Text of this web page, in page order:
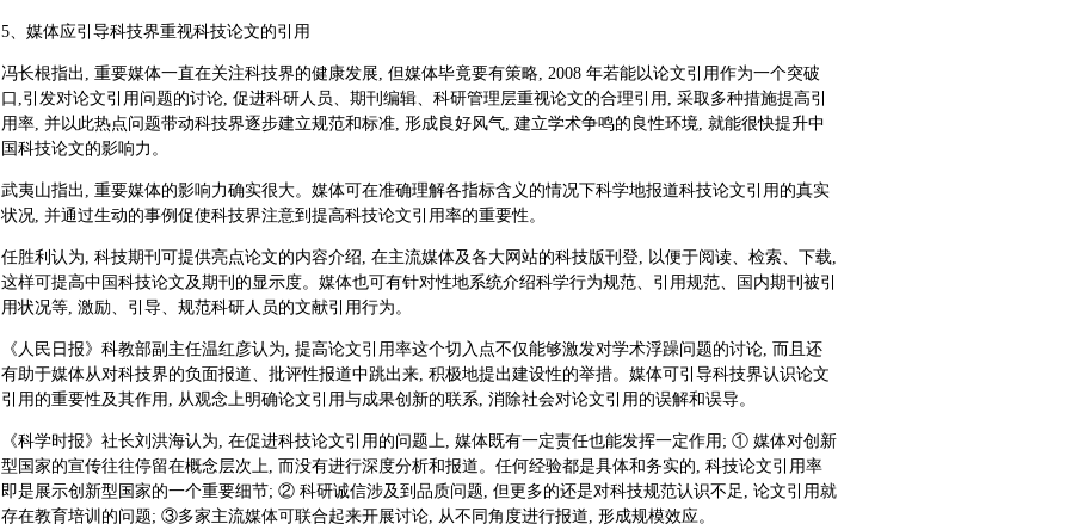
5、媒体应引导科技界重视科技论文的引用
冯长根指出, 重要媒体一直在关注科技界的健康发展, 但媒体毕竟要有策略, 2008 年若能以论文引用作为一个突破
口,引发对论文引用问题的讨论, 促进科研人员、期刊编辑、科研管理层重视论文的合理引用, 采取多种措施提高引
用率, 并以此热点问题带动科技界逐步建立规范和标准, 形成良好风气, 建立学术争鸣的良性环境, 就能很快提升中
国科技论文的影响力。
武夷山指出, 重要媒体的影响力确实很大。媒体可在准确理解各指标含义的情况下科学地报道科技论文引用的真实
状况, 并通过生动的事例促使科技界注意到提高科技论文引用率的重要性。
任胜利认为, 科技期刊可提供亮点论文的内容介绍, 在主流媒体及各大网站的科技版刊登, 以便于阅读、检索、下载,
这样可提高中国科技论文及期刊的显示度。媒体也可有针对性地系统介绍科学行为规范、引用规范、国内期刊被引
用状况等, 激励、引导、规范科研人员的文献引用行为。
《人民日报》科教部副主任温红彦认为, 提高论文引用率这个切入点不仅能够激发对学术浮躁问题的讨论, 而且还
有助于媒体从对科技界的负面报道、批评性报道中跳出来, 积极地提出建设性的举措。媒体可引导科技界认识论文
引用的重要性及其作用, 从观念上明确论文引用与成果创新的联系, 消除社会对论文引用的误解和误导。
《科学时报》社长刘洪海认为, 在促进科技论文引用的问题上, 媒体既有一定责任也能发挥一定作用; ① 媒体对创新
型国家的宣传往往停留在概念层次上, 而没有进行深度分析和报道。任何经验都是具体和务实的, 科技论文引用率
即是展示创新型国家的一个重要细节; ② 科研诚信涉及到品质问题, 但更多的还是对科技规范认识不足, 论文引用就
存在教育培训的问题; ③多家主流媒体可联合起来开展讨论, 从不同角度进行报道, 形成规模效应。